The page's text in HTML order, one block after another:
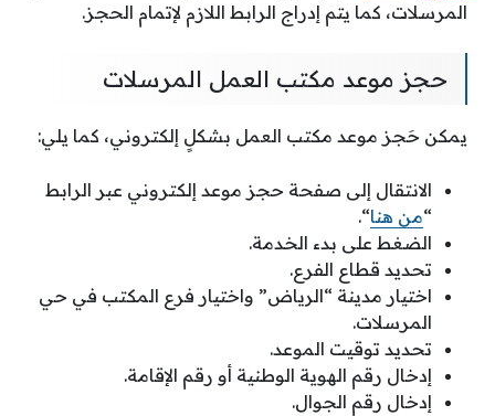
المرسلات، كما يتم إدراج الرابط اللازم لإتمام الحجز.
حجز موعد مكتب العمل المرسلات
يمكن حَجز موعد مكتب العمل بشكلٍ إلكتروني، كما يلي:
الانتقال إلى صفحة حجز موعد إلكتروني عبر الرابط
“من هنا“.
الضغط على بدء الخدمة.
تحديد قطاع الفرع.
اختيار مدينة “الرياض” واختيار فرع المكتب في حي
المرسلات.
تحديد توقيت الموعد.
إدخال رقم الهوية الوطنية أو رقم الإقامة.
إدخال رقم الجوال.